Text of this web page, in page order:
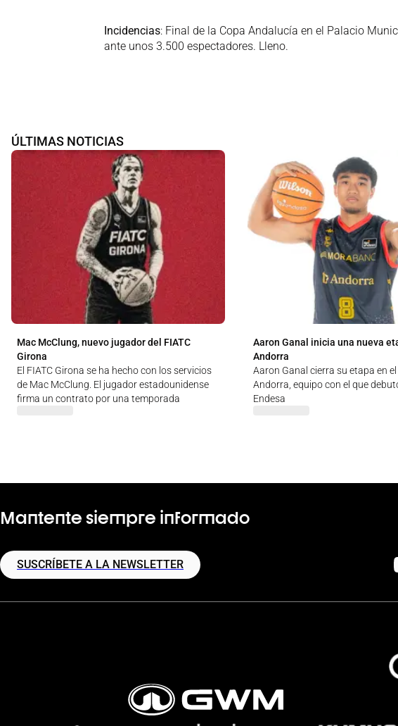
Incidencias: Final de la Copa Andalucía en el Palacio
ante unos 3.500 espectadores. Lleno.
ÚLTIMAS NOTICIAS
Mac McClung, nuevo jugador del FIATC
Girona
El FIATC Girona se ha hecho con los servicios
de Mac McClung. El jugador estadounidense
firma un contrato por una temporada
Aaron Ganal inicia una nueva
Andorra
Aaron Ganal cierra su etapa en
Andorra, equipo con el que
Endesa
Mantente siempre informado
SUSCRÍBETE A LA NEWSLETTER